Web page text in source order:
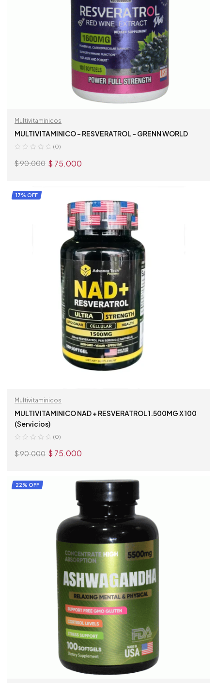
Multivitaminicos
MULTIVITAMINICO – RESVERATROL – GRENN WORLD
(0)
$90.000 $ 75.000
17% OFF
Multivitaminicos
MULTIVITAMINICO NAD + RESVERATROL 1.500MG X 100
(Servicios)
(0)
$90.000 $ 75.000
AÑADIR AL CARRITO
22% OFF